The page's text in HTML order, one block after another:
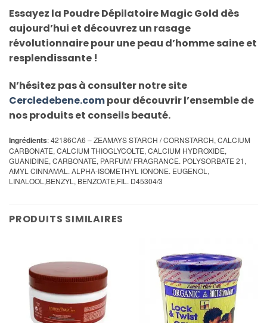
Essayez la Poudre Dépilatoire Magic Gold dès
aujourd’hui et découvrez un rasage
révolutionnaire pour une peau d’homme saine et
resplendissante !
N’hésitez pas à consulter notre site
Cercledebene.compour découvrir l’ensemble de
nos produits et conseils beauté.
Ingrédients: 42186CA6 – ZEAMAYS STARCH / CORNSTARCH, CALCIUM
CARBONATE, CALCIUM THIOGLYCOLTE, CALCIUM HYDROXIDE,
GUANIDINE, CARBONATE, PARFUM/ FRAGRANCE. POLYSORBATE 21,
AMYL CINNAMAL. ALPHA-ISOMETHYL IONONE. EUGENOL,
LINALOOL,BENZYL, BENZOATE,FIL. D45304/3
PRODUITS SIMILAIRES